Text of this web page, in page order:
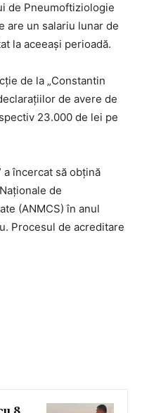
de Pneumoftiziologie
are un salariu lunar de
la aceeași perioadă.
de la „Constantin
de avere de
23.000 de lei pe
a încercat să obțină
de
(ANMCS) în anul
Procesul de acreditare